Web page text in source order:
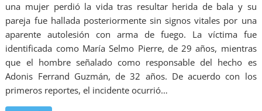
una mujer perdió la vida tras resultar herida de bala y su
pareja fue hallada posteriormente sin signos vitales por una
aparente autolesión con arma de fuego. La víctima fue
identificada como María Selmo Pierre, de 29 años, mientras
que el hombre señalado como responsable del hecho es
Adonis Ferrand Guzmán, de 32 años. De acuerdo con los
primeros reportes, el incidente ocurrió…